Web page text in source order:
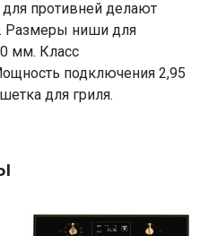
противней делают
Размеры ниши для
мм. Класс
подключения 2,95
для гриля.